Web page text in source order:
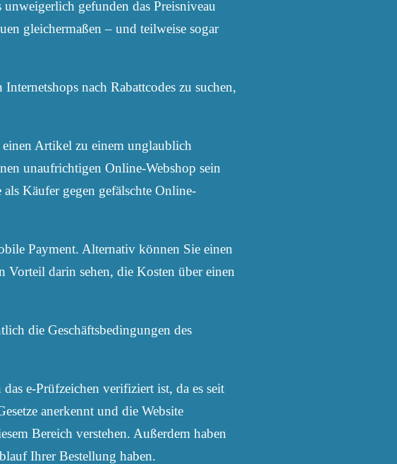
gefunden das Preisniveau
gleichermaßen – und teilweise sogar
nach Rabattcodes zu suchen,
Artikel zu einem unglaublich
unaufrichtigen Online-Webshop sein
Käufer gegen gefälschte Online-
Payment. Alternativ können Sie einen
darin sehen, die Kosten über einen
die Geschäftsbedingungen des
e-Prüfzeichen verifiziert ist, da es seit
anerkennt und die Website
Bereich verstehen. Außerdem haben
Ihrer Bestellung haben.